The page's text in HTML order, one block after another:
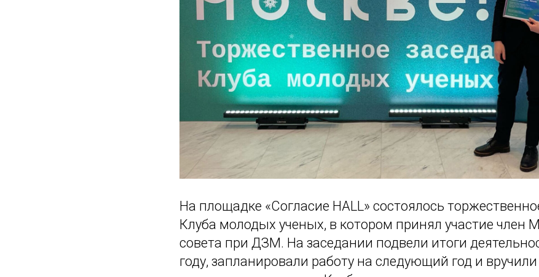
На площадке «Согласие HALL» состоялось
Клуба молодых ученых, в котором принял участие член
совета при ДЗМ. На заседании подвели итоги
году, запланировали работу на следующий год и